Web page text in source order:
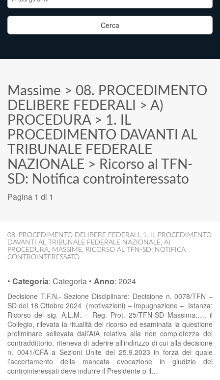
Massime > 08. PROCEDIMENTO
DELIBERE FEDERALI
> A)
PROCEDURA> 1. IL
PROCEDIMENTO DAVANTI AL
TRIBUNALE FEDERALE
NAZIONALE > Ricorso al TFN-
SD: Notifica controinteressato
Pagina 1 di 1
08. PROCEDIMENTO DELIBERE FEDERALI , 1. IL PROCEDIMENTO
DAVANTI AL TRIBUNALE FEDERALE NAZIONALE, A)
PROCEDURA, MASSIME, RICORSO AL TFN-SD: NOTIFICA
CONTROINTERESSATO
• Categoria: Categoria • Anno: 2024
Decisione T.F.N.- Sezione Disciplinare: Decisione n. 0078/TFN –
SD del 18 Ottobre 2024 (motivazioni) – Impugnazione – Istanza:
Ricorso del sig. A.L.M. – Reg. Prot. 25/TFN-SD Massima:…. il
Collegio, rilevata la ritualità del ricorso ed esaminata la questione
preliminare sollevata dall’AIA relativa alla non completezza del
contraddittorio, riteneva di aderire all’indirizzo di cui alla decisione
n. 0041/CFA a Sezioni Unite del 25.9.2023 in forza del quale
l’accertamento della mancata evocazione in giudizio dei
controinteressati deve indurre il Presidente o il…